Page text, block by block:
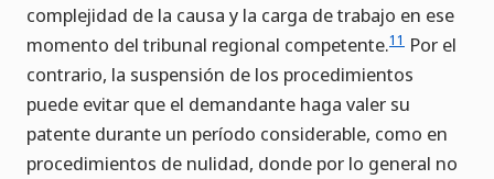
complejidad de la causa y la carga de trabajo en ese
momento del tribunal regional competente.11 Por el
contrario, la suspensión de los procedimientos
puede evitar que el demandante haga valer su
patente durante un período considerable, como en
procedimientos de nulidad, donde por lo general no